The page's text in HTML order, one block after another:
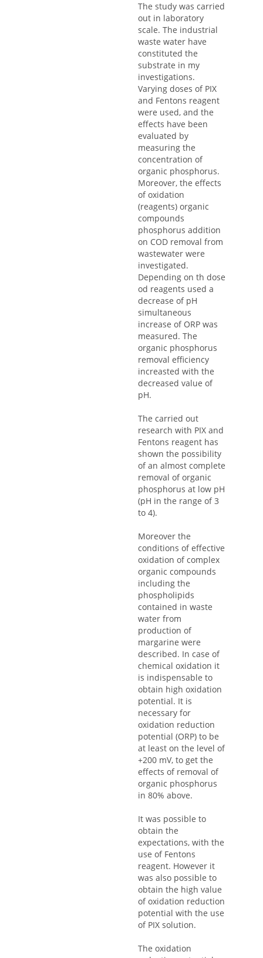
The study was carried
out in laboratory
scale. The industrial
waste water have
constituted the
substrate in my
investigations.
Varying doses of PIX
and Fentons reagent
were used, and the
effects have been
evaluated by
measuring the
concentration of
organic phosphorus.
Moreover, the effects
of oxidation
(reagents) organic
compounds
phosphorus addition
on COD removal from
wastewater were
investigated.
Depending on th dose
od reagents used a
decrease of pH
simultaneous
increase of ORP was
measured. The
organic phosphorus
removal efficiency
increasted with the
decreased value of
pH.
The carried out
research with PIX and
Fentons reagent has
shown the possibility
of an almost complete
removal of organic
phosphorus at low pH
(pH in the range of 3
to 4).
Moreover the
conditions of effective
oxidation of complex
organic compounds
including the
phospholipids
contained in waste
water from
production of
margarine were
described. In case of
chemical oxidation it
is indispensable to
obtain high oxidation
potential. It is
necessary for
oxidation reduction
potential (ORP) to be
at least on the level of
+200 mV, to get the
effects of removal of
organic phosphorus
in 80% above.
It was possible to
obtain the
expectations, with the
use of Fentons
reagent. However it
was also possible to
obtain the high value
of oxidation reduction
potential with the use
of PIX solution.
The oxidation